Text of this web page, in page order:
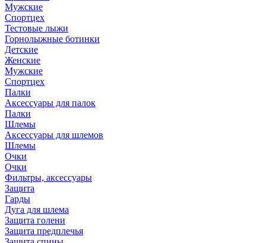
Мужские
Спортцех
Тестовые лыжи
Горнолыжные ботинки
Детские
Женские
Мужские
Спортцех
Палки
Аксессуары для палок
Палки
Шлемы
Аксессуары для шлемов
Шлемы
Очки
Очки
Фильтры, аксессуары
Защита
Гарды
Дуга для шлема
Защита голени
Защита предплечья